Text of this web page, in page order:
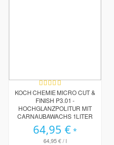
Bewertung:
80%
KOCH CHEMIE MICRO CUT &
FINISH P3.01 -
HOCHGLANZPOLITUR MIT
CARNAUBAWACHS 1LITER
64,95 €
64,95 €/ l